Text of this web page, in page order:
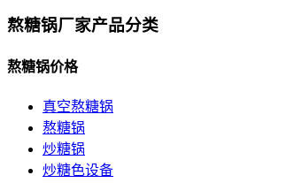
熬糖锅厂家产品分类
熬糖锅价格
真空熬糖锅
熬糖锅
炒糖锅
炒糖色设备